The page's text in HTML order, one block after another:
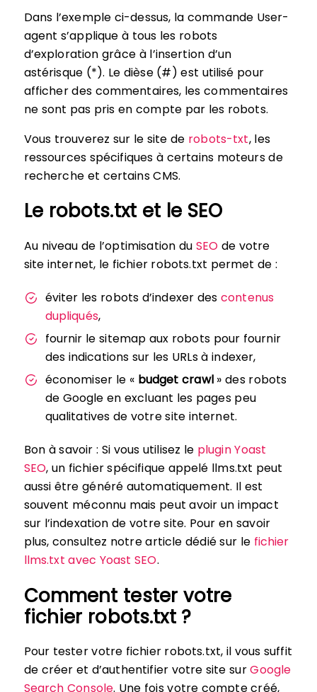
Dans l’exemple ci-dessus, la commande User-
agent s’applique à tous les robots
d’exploration grâce à l’insertion d’un
astérisque (*). Le dièse (#) est utilisé pour
afficher des commentaires, les commentaires
ne sont pas pris en compte par les robots.
Vous trouverez sur le site de robots-txt, les
ressources spécifiques à certains moteurs de
recherche et certains CMS.
Le robots.txt et le SEO
Au niveau de l’optimisation du SEO de votre
site internet, le fichier robots.txt permet de :
éviter les robots d’indexer des contenus
dupliqués,
fournir le sitemap aux robots pour fournir
des indications sur les URLs à indexer,
économiser le « budget crawl» des robots
de Google en excluant les pages peu
qualitatives de votre site internet.
Bon à savoir : Si vous utilisez le plugin Yoast
SEO, un fichier spécifique appelé llms.txt peut
aussi être généré automatiquement. Il est
souvent méconnu mais peut avoir un impact
sur l’indexation de votre site. Pour en savoir
plus, consultez notre article dédié sur le fichier
llms.txt avec Yoast SEO.
Comment tester votre
fichier robots.txt ?
Pour tester votre fichier robots.txt, il vous suffit
de créer et d’authentifier votre site surGoogle
Search Console. Une fois votre compte créé,